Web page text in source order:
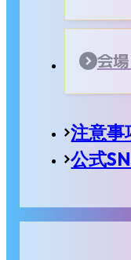
注意事
公式
会